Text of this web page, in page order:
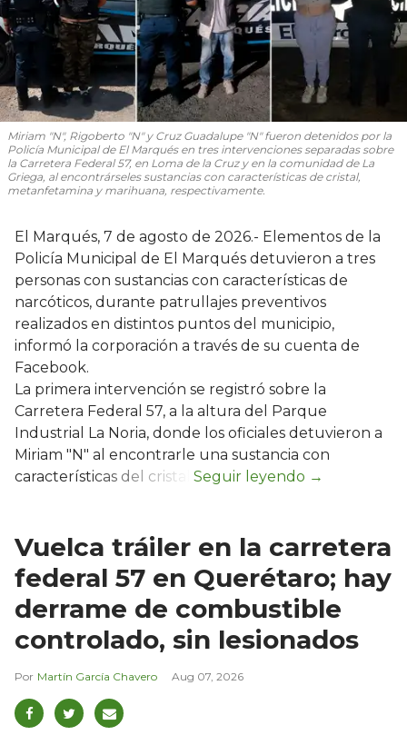
Miriam "N", Rigoberto "N" y Cruz Guadalupe "N" fueron detenidos por la
Policía Municipal de El Marqués en tres intervenciones separadas sobre
la Carretera Federal 57, en Loma de la Cruz y en la comunidad de La
Griega, al encontrárseles sustancias con características de cristal,
metanfetamina y marihuana, respectivamente.
El Marqués, 7 de agosto de 2026.- Elementos de la
Policía Municipal de El Marqués detuvieron a tres
personas con sustancias con características de
narcóticos, durante patrullajes preventivos
realizados en distintos puntos del municipio,
informó la corporación a través de su cuenta de
Facebook.
La primera intervención se registró sobre la
Carretera Federal 57, a la altura del Parque
Industrial La Noria, donde los oficiales detuvieron a
Miriam "N" al encontrarle una sustancia con
características del cristal.
Vuelca tráiler en la carretera
federal 57 en Querétaro; hay
derrame de combustible
controlado, sin lesionados
Martín García Chavero Aug 07, 2026